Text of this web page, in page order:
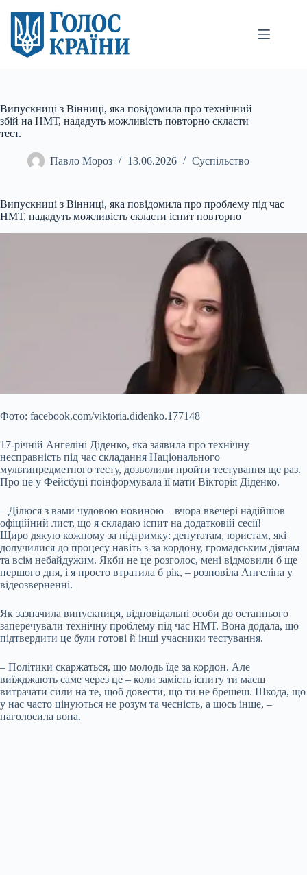
вмісту
Випускниці з Вінниці, яка повідомила про технічний
збій на НМТ, нададуть можливість повторно скласти
тест.
Павло Мороз 13.06.2026 Суспільство
Випускниці з Вінниці, яка повідомила про проблему під час
НМТ, нададуть можливість скласти іспит повторно
Фото: facebook.com/viktoria.didenko.177148
17-річній Ангеліні Діденко, яка заявила про технічну
несправність під час складання Національного
мультипредметного тесту, дозволили пройти тестування ще раз.
Про це у Фейсбуці поінформувала її мати Вікторія Діденко.
– Ділюся з вами чудовою новиною – вчора ввечері надійшов
офіційний лист, що я складаю іспит на додатковій сесії!
Щиро дякую кожному за підтримку: депутатам, юристам, які
долучилися до процесу навіть з-за кордону, громадським діячам
та всім небайдужим. Якби не це розголос, мені відмовили б ще
першого дня, і я просто втратила б рік, – розповіла Ангеліна у
відеозверненні.
Як зазначила випускниця, відповідальні особи до останнього
заперечували технічну проблему під час НМТ. Вона додала, що
підтвердити це були готові й інші учасники тестування.
– Політики скаржаться, що молодь їде за кордон. Але
виїжджають саме через це – коли замість іспиту ти маєш
витрачати сили на те, щоб довести, що ти не брешеш. Шкода, що
у нас часто цінуються не розум та чесність, а щось інше, –
наголосила вона.